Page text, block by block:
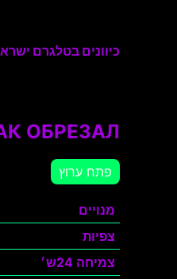
כיוונים בטלגרם
ОБРЕЗАЛ
פתח ערוץ
מנויים
צפיות
צמיחה 24ש׳